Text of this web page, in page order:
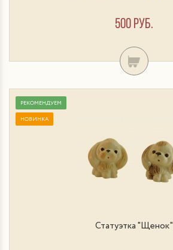
500 руб.
РЕКОМЕНДУЕМ
НОВИНКА
Статуэтка "Щенок"